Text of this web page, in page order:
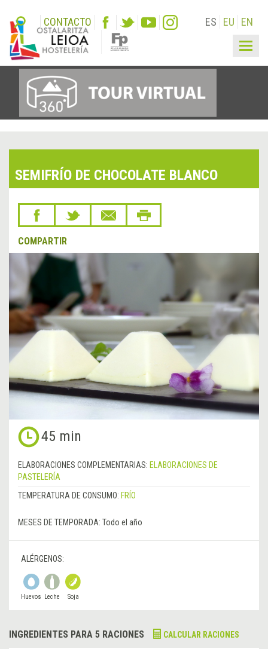
CONTACTO ES EU EN
SEMIFRÍO DE CHOCOLATE BLANCO
COMPARTIR
45 min
ELABORACIONES COMPLEMENTARIAS: ELABORACIONES DE
PASTELERÍA
TEMPERATURA DE CONSUMO: FRÍO
MESES DE TEMPORADA: Todo el año
ALÉRGENOS:
Huevos Leche Soja
INGREDIENTES PARA 5 RACIONES CALCULAR RACIONES